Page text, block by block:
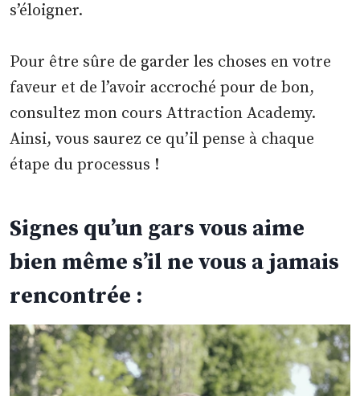
s’éloigner.
Pour être sûre de garder les choses en votre
faveur et de l’avoir accroché pour de bon,
consultez mon cours Attraction Academy.
Ainsi, vous saurez ce qu’il pense à chaque
étape du processus !
Signes qu’un gars vous aime
bien même s’il ne vous a jamais
rencontrée :